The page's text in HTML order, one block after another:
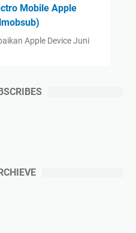
Mobile Apple
Apple Device Juni